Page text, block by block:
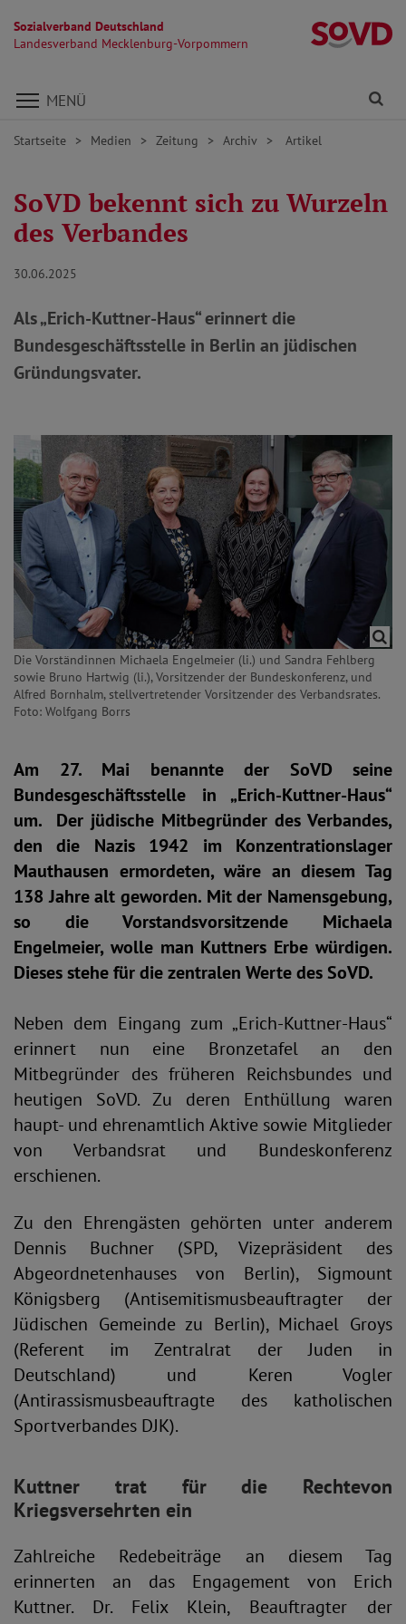
Sozialverband Deutschland
Landesverband Mecklenburg-Vorpommern
Direkt zu den Inhalten springen
MENÜ
Startseite Medien Zeitung Archiv Artikel
SoVD bekennt sich zu Wurzeln
des Verbandes
30.06.2025
Als „Erich-Kuttner-Haus“ erinnert die
Bundesgeschäftsstelle in Berlin an jüdischen
Gründungsvater.
Die Vorständinnen Michaela Engelmeier (li.) und Sandra Fehlberg
sowie Bruno Hartwig (li.), Vorsitzender der Bundeskonferenz, und
Alfred Bornhalm, stellvertretender Vorsitzender des Verbandsrates.
Foto: Wolfgang Borrs
Am 27. Mai benannte der SoVD seine
Bundesgeschäftsstelle in „Erich-Kuttner-Haus“
um. Der jüdische Mitbegründer des Verbandes,
den die Nazis 1942 im Konzentrationslager
Mauthausen ermordeten, wäre an diesem Tag
138 Jahre alt geworden. Mit der Namensgebung,
so die Vorstandsvorsitzende Michaela
Engelmeier, wolle man Kuttners Erbe würdigen.
Dieses stehe für die zentralen Werte des SoVD.
Neben dem Eingang zum „Erich-Kuttner-Haus“
erinnert nun eine Bronzetafel an den
Mitbegründer des früheren Reichsbundes und
heutigen SoVD. Zu deren Enthüllung waren
haupt- und ehrenamtlich Aktive sowie Mitglieder
von Verbandsrat und Bundeskonferenz
erschienen.
Zu den Ehrengästen gehörten unter anderem
Dennis Buchner (SPD, Vizepräsident des
Abgeordnetenhauses von Berlin), Sigmount
Königsberg (Antisemitismusbeauftragter der
Jüdischen Gemeinde zu Berlin), Michael Groys
(Referent im Zentralrat der Juden in
Deutschland) und Keren Vogler
(Antirassismusbeauftragte des katholischen
Sportverbandes DJK).
Kuttner trat für die Rechtevon
Kriegsversehrten ein
Zahlreiche Redebeiträge an diesem Tag
erinnerten an das Engagement von Erich
Kuttner. Dr. Felix Klein, Beauftragter der